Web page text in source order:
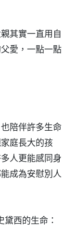
其實一直用自
愛，一點一點
陪伴許多生命
庭長大的孩
人更能感同身
成為安慰別人
西的生命：